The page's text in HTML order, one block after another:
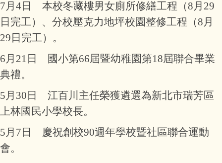
7月4日 本校冬藏樓男女廁所修繕工程（8月29
日完工）、分校壓克力地坪校園整修工程（8月
29日完工）。
6月21日 國小第66屆暨幼稚園第18屆聯合畢業
典禮。
5月30日 江百川主任榮獲遴選為新北市瑞芳區
上林國民小學校長。
5月7日 慶祝創校90週年學校暨社區聯合運動
會。